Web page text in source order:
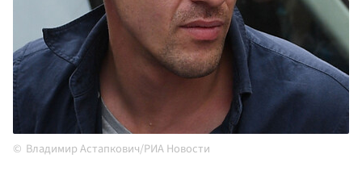
Владимир Астапкович/РИА Новости